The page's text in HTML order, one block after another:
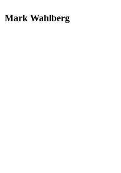
Mark Wahlberg